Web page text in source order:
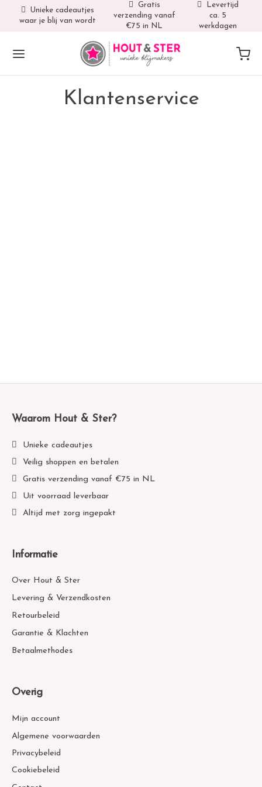
Unieke cadeautjes
waar je blij van wordt
Gratis
verzending vanaf
€75 in NL
Levertijd
ca. 5
werkdagen
Klantenservice
Waarom Hout & Ster?
Unieke cadeautjes
Veilig shoppen en betalen
Gratis verzending vanaf €75 in NL
Uit voorraad leverbaar
Altijd met zorg ingepakt
Informatie
Over Hout & Ster
Levering & Verzendkosten
Retourbeleid
Garantie & Klachten
Betaalmethodes
Overig
Mijn account
Algemene voorwaarden
Privacybeleid
Cookiebeleid